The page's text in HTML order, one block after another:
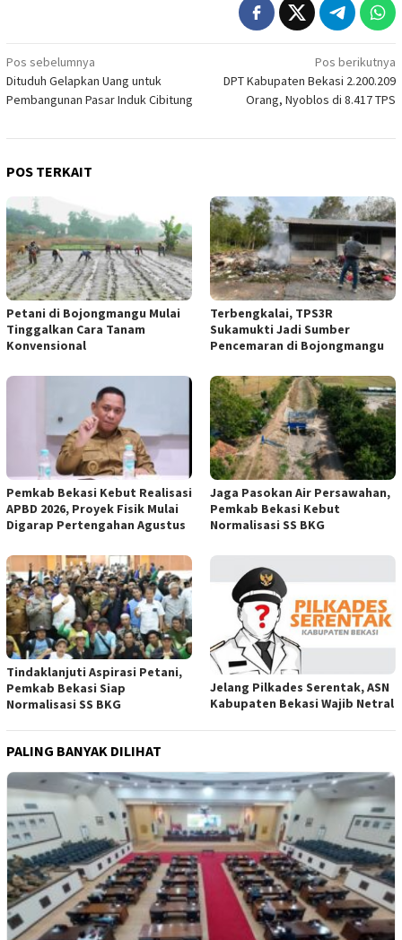
Navigasi
pos
Pos sebelumnya
Dituduh Gelapkan Uang untuk
Pembangunan Pasar Induk Cibitung
Pos berikutnya
DPT Kabupaten Bekasi 2.200.209
Orang, Nyoblos di 8.417 TPS
POS TERKAIT
Petani di Bojongmangu Mulai
Tinggalkan Cara Tanam
Konvensional
Terbengkalai, TPS3R
Sukamukti Jadi Sumber
Pencemaran di Bojongmangu
Pemkab Bekasi Kebut Realisasi
APBD 2026, Proyek Fisik Mulai
Digarap Pertengahan Agustus
Jaga Pasokan Air Persawahan,
Pemkab Bekasi Kebut
Normalisasi SS BKG
Tindaklanjuti Aspirasi Petani,
Pemkab Bekasi Siap
Normalisasi SS BKG
Jelang Pilkades Serentak, ASN
Kabupaten Bekasi Wajib Netral
PALING BANYAK DILIHAT